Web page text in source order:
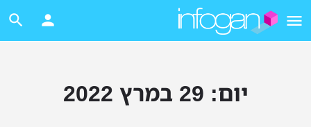
יום: 29 במרץ 2022